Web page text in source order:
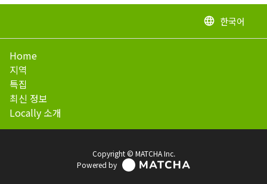
language 한국어
Home
지역
특집
최신 정보
Locally 소개
Copyright © MATCHA Inc.
Powered by